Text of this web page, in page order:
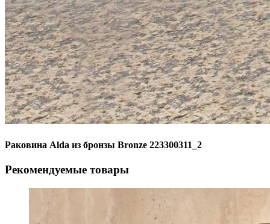
Раковина Alda из бронзы Bronze 223300311_2
Рекомендуемые товары